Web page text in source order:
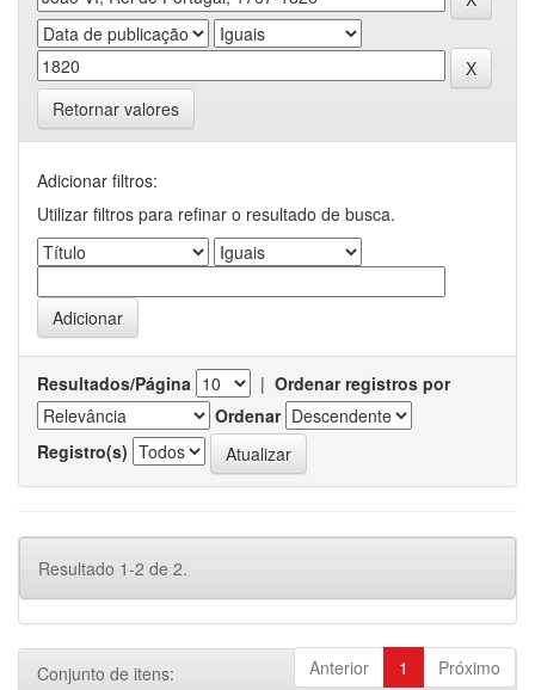
Retornar valores
Adicionar filtros:
Utilizar filtros para refinar o resultado de busca.
Resultados/Página | Ordenar registros por
Ordenar
Registro(s)
Resultado 1-2 de 2.
Anterior 1 Próximo
Conjunto de itens: